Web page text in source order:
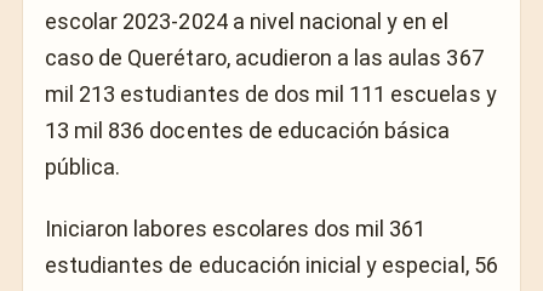
escolar 2023-2024 a nivel nacional y en el
caso de Querétaro, acudieron a las aulas 367
mil 213 estudiantes de dos mil 111 escuelas y
13 mil 836 docentes de educación básica
pública.
Iniciaron labores escolares dos mil 361
estudiantes de educación inicial y especial, 56